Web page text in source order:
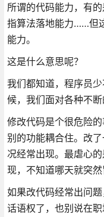
所谓的代码能力，有
指算法落地能力……但
能力。
这是什么意思呢？
我们都知道，程序员
候，我们面对各种不断
修改代码是个很危险
别的功能耦合住。改
况经常出现。最虐心
现，不知道哪天就突然
如果改代码经常出问
话语权了，也别说在